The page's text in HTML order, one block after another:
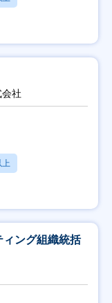
社
ィング組織統括